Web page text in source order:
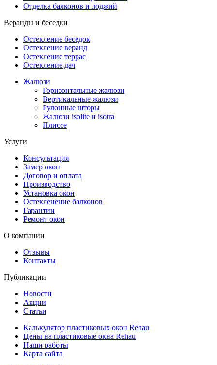
Отделка балконов и лоджий
Веранды и беседки
Остекление беседок
Остекление веранд
Остекление террас
Остекление дач
Жалюзи
Горизонтальные жалюзи
Вертикальные жалюзи
Рулонные шторы
Жалюзи isolite и isotra
Плиссе
Услуги
Консультация
Замер окон
Договор и оплата
Производство
Установка окон
Остекленение балконов
Гарантии
Ремонт окон
О компании
Отзывы
Контакты
Публикации
Новости
Акции
Статьи
Калькулятор пластиковых окон Rehau
Цены на пластиковые окна Rehau
Наши работы
Карта сайта